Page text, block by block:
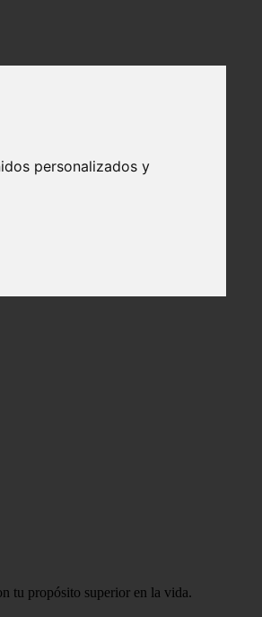
personalizados y
tu propósito superior en la vida.